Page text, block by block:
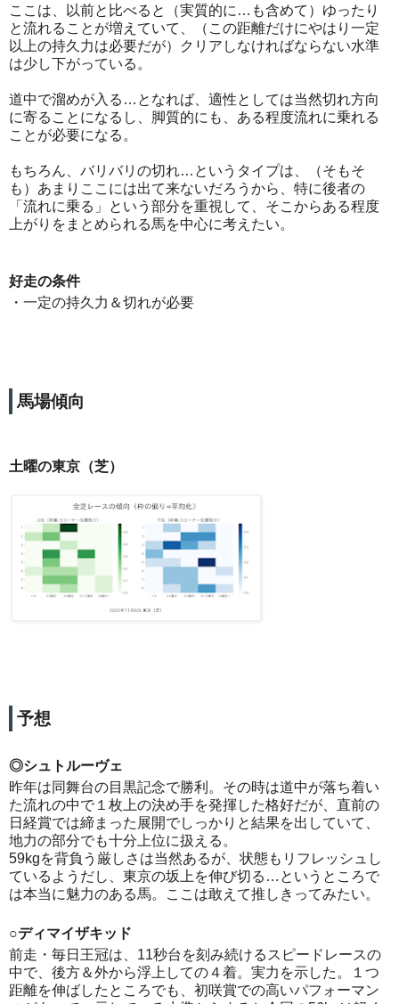
ここは、以前と比べると（実質的に…も含めて）ゆったり
と流れることが増えていて、（この距離だけにやはり一定
以上の持久力は必要だが）クリアしなければならない水準
は少し下がっている。
道中で溜めが入る…となれば、適性としては当然切れ方向
に寄ることになるし、脚質的にも、ある程度流れに乗れる
ことが必要になる。
もちろん、バリバリの切れ…というタイプは、（そもそ
も）あまりここには出て来ないだろうから、特に後者の
「流れに乗る」という部分を重視して、そこからある程度
上がりをまとめられる馬を中心に考えたい。
好走の条件
・一定の持久力＆切れが必要
馬場傾向
土曜の東京（芝）
予想
◎シュトルーヴェ
昨年は同舞台の目黒記念で勝利。その時は道中が落ち着い
た流れの中で１枚上の決め手を発揮した格好だが、直前の
日経賞では締まった展開でしっかりと結果を出していて、
地力の部分でも十分上位に扱える。
59kgを背負う厳しさは当然あるが、状態もリフレッシュし
ているようだし、東京の坂上を伸び切る…というところで
は本当に魅力のある馬。ここは敢えて推しきってみたい。
○ディマイザキッド
前走・毎日王冠は、11秒台を刻み続けるスピードレースの
中で、後方＆外から浮上しての４着。実力を示した。１つ
距離を伸ばしたところでも、初咲賞での高いパフォーマン